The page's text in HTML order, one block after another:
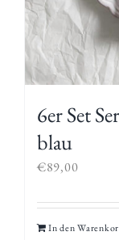
6er Set
blau
€89,00
In den